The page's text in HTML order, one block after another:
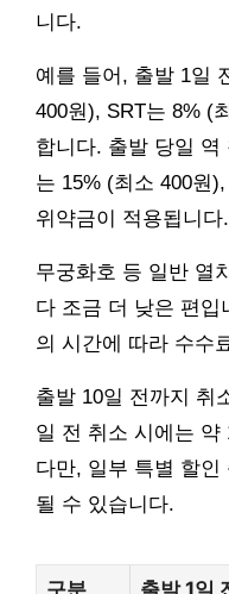
니다.
예를 들어, 출발 1일
400원), SRT는 8% (
합니다. 출발 당일 역
는 15% (최소 400원
위약금이 적용됩니다.
무궁화호 등 일반 열
다 조금 더 낮은 편입
의 시간에 따라 수수
출발 10일 전까지 취
일 전 취소 시에는 약
다만, 일부 특별 할인
될 수 있습니다.
구분 출발 1일